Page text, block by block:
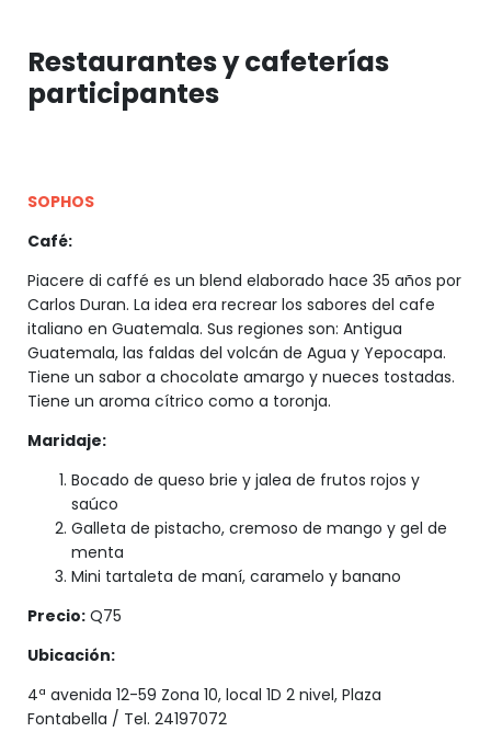
Restaurantes y cafeterías
participantes
SOPHOS
Café:
Piacere di caffé es un blend elaborado hace 35 años por
Carlos Duran. La idea era recrear los sabores del cafe
italiano en Guatemala. Sus regiones son: Antigua
Guatemala, las faldas del volcán de Agua y Yepocapa.
Tiene un sabor a chocolate amargo y nueces tostadas.
Tiene un aroma cítrico como a toronja.
Maridaje:
Bocado de queso brie y jalea de frutos rojos y
saúco
Galleta de pistacho, cremoso de mango y gel de
menta
Mini tartaleta de maní, caramelo y banano
Precio: Q75
Ubicación:
4ª avenida 12-59 Zona 10, local 1D 2 nivel, Plaza
Fontabella / Tel. 24197072